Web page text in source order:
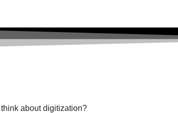
about digitization?